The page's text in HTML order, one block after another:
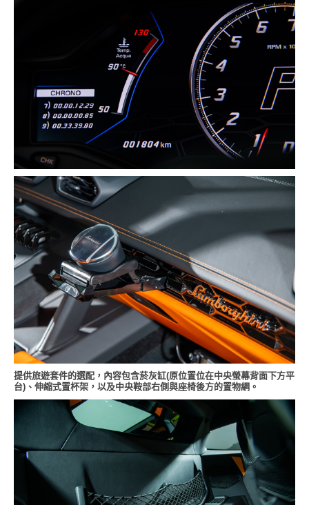
提供旅遊套件的選配，內容包含菸灰缸(原位置位在中央螢幕背面下方平
台)、伸縮式置杯架，以及中央鞍部右側與座椅後方的置物網。